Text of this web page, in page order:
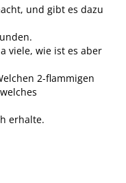
und gibt es dazu
viele, wie ist es aber
2-flammigen
erhalte.